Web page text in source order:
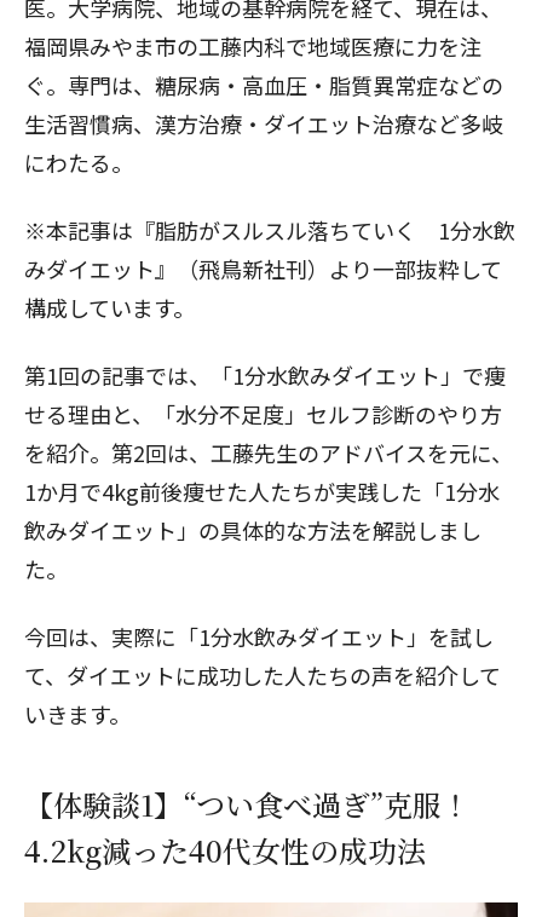
医。大学病院、地域の基幹病院を経て、現在は、
福岡県みやま市の工藤内科で地域医療に力を注
ぐ。専門は、糖尿病・高血圧・脂質異常症などの
生活習慣病、漢方治療・ダイエット治療など多岐
にわたる。
※本記事は『脂肪がスルスル落ちていく 1分水飲
みダイエット』（飛鳥新社刊）より一部抜粋して
構成しています。
第1回の記事では、
「1分水飲みダイエット」で痩
せる理由と、「水分不足度」セルフ診断のやり方
を紹介。第2回は、工藤先生のアドバイスを元に、
1か月で4kg前後痩せた人たちが実践した 「1分水
飲みダイエット」の具体的な方法を解説しまし
た。
今回は、実際に「1分水飲みダイエット」を試し
て、ダイエットに成功した人たちの声を紹介して
いきます。
【体験談1】“つい食べ過ぎ”克服！
4.2kg減った40代女性の成功法